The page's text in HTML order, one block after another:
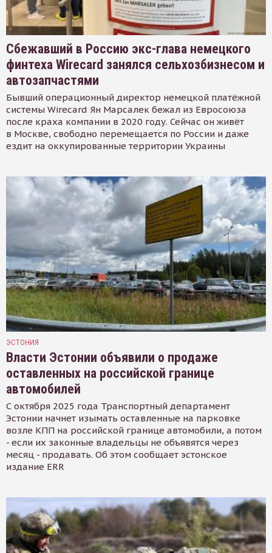
Сбежавший в Россию экс-глава немецкого
финтеха Wirecard занялся сельхозбизнесом и
автозапчастями
Бывший операционный директор немецкой платёжной
системы Wirecard Ян Марсалек бежал из Евросоюза
после краха компании в 2020 году. Сейчас он живёт
в Москве, свободно перемещается по России и даже
ездит на оккупированные территории Украины
ЭСТОНИЯ
Власти Эстонии объявили о продаже
оставленных на российской границе
автомобилей
С октября 2025 года Транспортный департамент
Эстонии начнет изымать оставленные на парковке
возле КПП на российской границе автомобили, а потом
- если их законные владельцы не объявятся через
месяц - продавать. Об этом сообщает эстонское
издание ERR